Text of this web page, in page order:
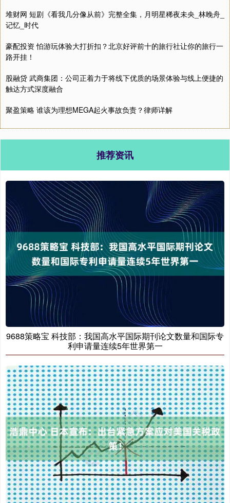
堆财网 短剧《看我几分像从前》完整全集，月明星稀夜未央_林晚舟_
记忆_时代
豪配投资 怕游玩体验大打折扣？北京好评前十的旅行社让你的旅行一
路开挂！
股融贷 武商集团：公司正着力于将线下优质的场景体验与线上便捷的
触达方式深度融合
聚盈策略 谁该为理想MEGA起火事故负责？律师详解
推荐资讯
9688策略宝 科技部：我国高水平国际期刊论文数量和国际专
利申请量连续5年世界第一